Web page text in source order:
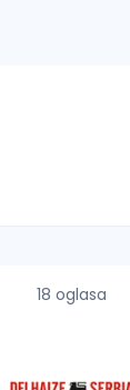
18 oglasa